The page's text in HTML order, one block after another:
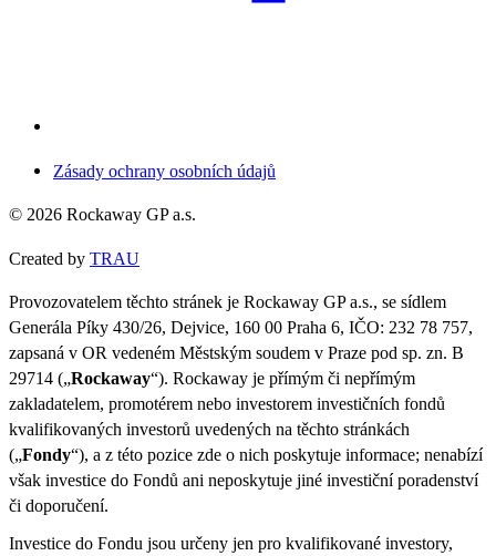
Zásady ochrany osobních údajů
© 2026 Rockaway GP a.s.
Created by TRAU
Provozovatelem těchto stránek je Rockaway GP a.s., se sídlem
Generála Píky 430/26, Dejvice, 160 00 Praha 6, IČO: 232 78 757,
zapsaná v OR vedeném Městským soudem v Praze pod sp. zn. B
29714 („Rockaway“). Rockaway je přímým či nepřímým
zakladatelem, promotérem nebo investorem investičních fondů
kvalifikovaných investorů uvedených na těchto stránkách
(„Fondy“), a z této pozice zde o nich poskytuje informace; nenabízí
však investice do Fondů ani neposkytuje jiné investiční poradenství
či doporučení.
Investice do Fondu jsou určeny jen pro kvalifikované investory,